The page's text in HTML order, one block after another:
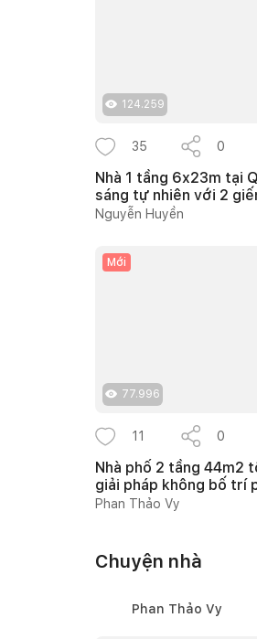
124.259
35 0
Nhà 1 tầng 6x23m tại
sáng tự nhiên với 2
gia đình 4 người
Nguyễn Huyền
Mới
77.996
11 0
Nhà phố 2 tầng 44m2
giải pháp không bố trí
Phan Thảo Vy
Chuyện nhà
Phan Thảo Vy